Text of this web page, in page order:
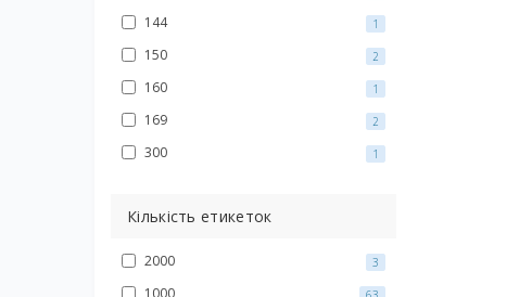
144 1
150 2
160 1
169 2
300 1
Кількість етикеток
2000 3
1000